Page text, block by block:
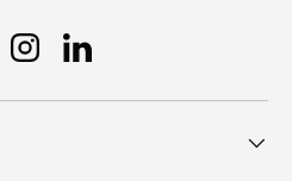
InstagramLinkedin